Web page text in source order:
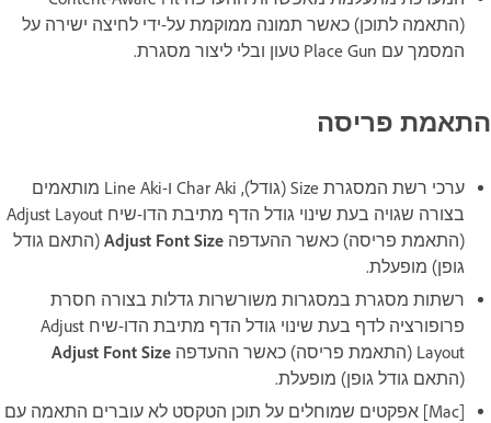
(התאמה לתוכן) כאשר תמונה ממוקמת על-ידי לחיצה ישירה על
המסמך עם Place Gun טעון ובלי ליצור מסגרת.
התאמת פריסה
ערכי רשת המסגרת Size (גודל), ‏Char Aki ו-Line Aki מותאמים
בצורה שגויה בעת שינוי גודל הדף מתיבת הדו-שיח Adjust Layout
(התאמת פריסה) כאשר ההעדפה Adjust Font Size (התאם גודל
גופן) מופעלת.
רשתות מסגרת במסגרות משורשרות גדלות בצורה חסרת
פרופורציה לדף בעת שינוי גודל הדף מתיבת הדו-שיח Adjust
Layout (התאמת פריסה) כאשר ההעדפה
Adjust Font Size
(התאם גודל גופן) מופעלת.
[Mac] אפקטים שמוחלים על תוכן הטקסט לא עוברים התאמה עם